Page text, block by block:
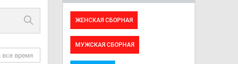
все время
ЖЕНСКАЯ СБОРНАЯ
МУЖСКАЯ СБОРНАЯ